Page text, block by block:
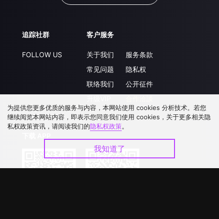
追踪社群
FOLLOW US
客户服务
关于我们
常见问题
联络我们
服务条款
隐私权
公开征件
为提供您更多优质的服务与内容，本网站使用 cookies 分析技术。若您
继续阅览本网站内容，即表示您同意我们使用 cookies，关于更多相关隐
私权政策资讯，请阅读我们的隐私权政策。
我知道了